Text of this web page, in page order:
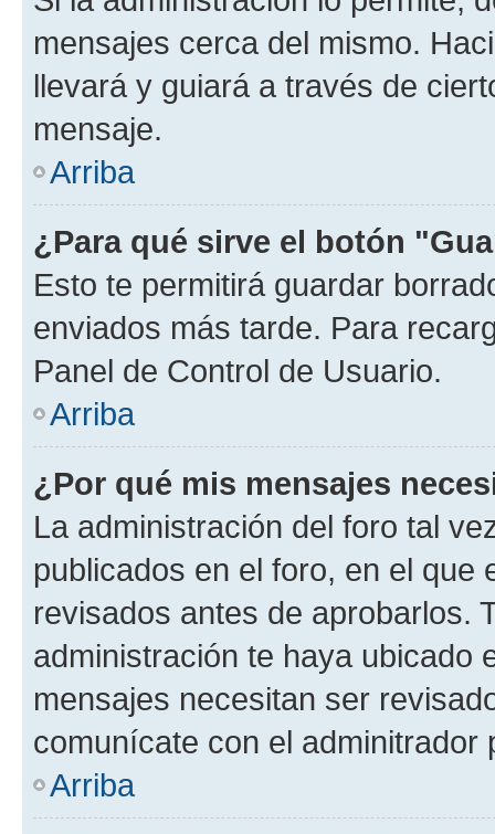
mensajes cerca del mismo.
llevará y guiará a través de
mensaje.
Arriba
¿Para qué sirve el botón
Esto te permitirá guardar
enviados más tarde. Para
Panel de Control de Usuario.
Arriba
¿Por qué mis mensajes
La administración del foro tal
publicados en el foro, en el
revisados antes de aprobarlos.
administración te haya ubicado
mensajes necesitan ser
comunícate con el
Arriba